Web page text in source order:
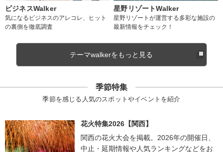
ビジネスWalker
気になるビジネスのアレコレ、ヒット
の裏側を徹底調査
星野リゾートWalker
星野リゾートが運営する多彩な施設の
最新情報をチェック！
テーマwalkerをもっと見る
季節特集
季節を感じる人気のスポットやイベントを紹介
花火特集2026【関西】
関西の花火大会を掲載。2026年の開催日、
中止・延期情報や人気ランキングなどをお